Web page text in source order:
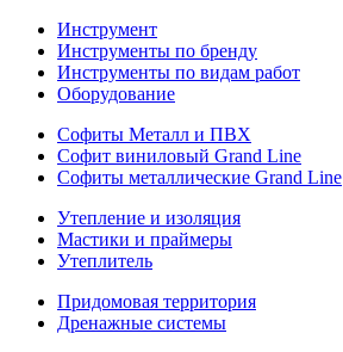
Инструмент
Инструменты по бренду
Инструменты по видам работ
Оборудование
Софиты Металл и ПВХ
Софит виниловый Grand Line
Софиты металлические Grand Line
Утепление и изоляция
Мастики и праймеры
Утеплитель
Придомовая территория
Дренажные системы